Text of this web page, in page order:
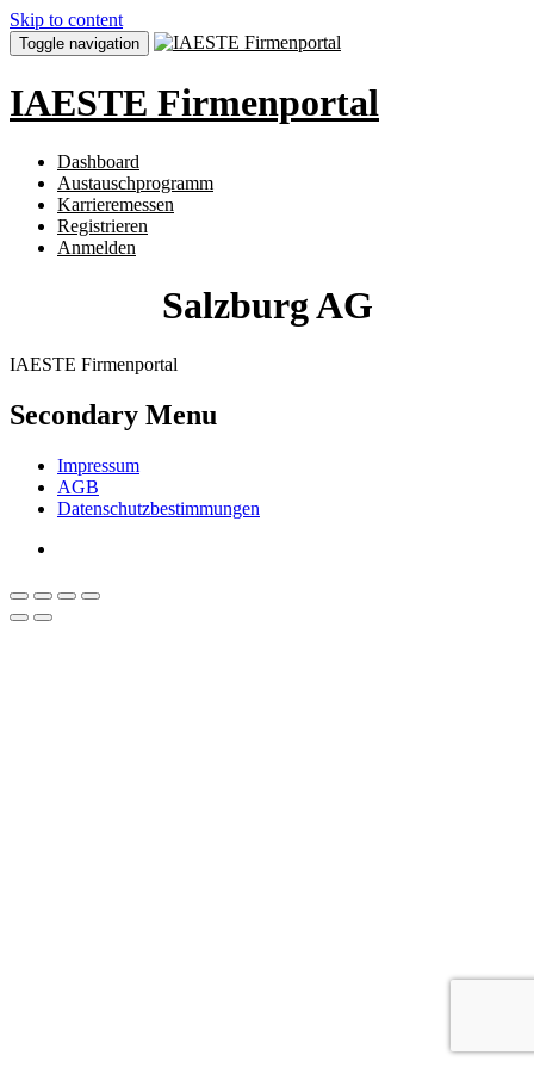
Skip to content
Toggle navigation
IAESTE Firmenportal
Dashboard
Austauschprogramm
Karrieremessen
Registrieren
Anmelden
Salzburg AG
IAESTE Firmenportal
Secondary Menu
Impressum
AGB
Datenschutzbestimmungen